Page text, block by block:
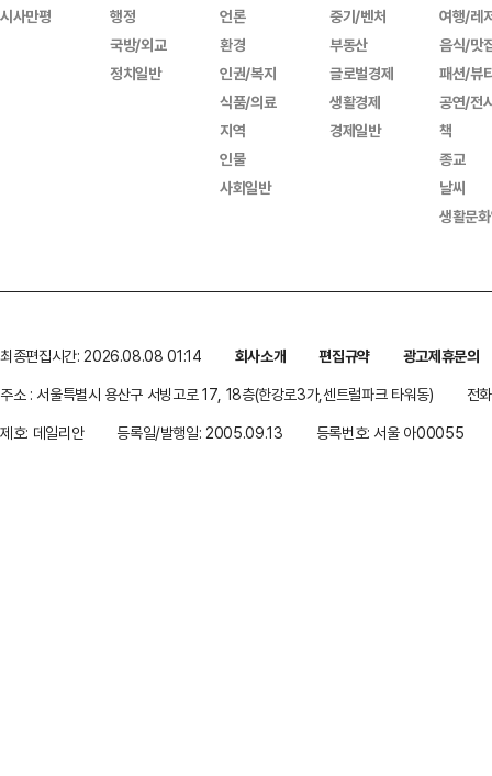
시사만평
행정
국방/외교
정치일반
언론
환경
인권/복지
식품/의료
지역
인물
사회일반
중기/벤처
부동산
글로벌경제
생활경제
경제일반
여행/레
음식/맛
패션/뷰
공연/전
책
종교
날씨
생활문
최종편집시간: 2026.08.08 01:14 회사소개 편집규약
광고제휴문의
주소 : 서울특별시 용산구 서빙고로 17, 18층(한강로3가,센트럴파크 타워동)
전
제호: 데일리안
등록일/발행일: 2005.09.13 등록번호: 서울 아00055